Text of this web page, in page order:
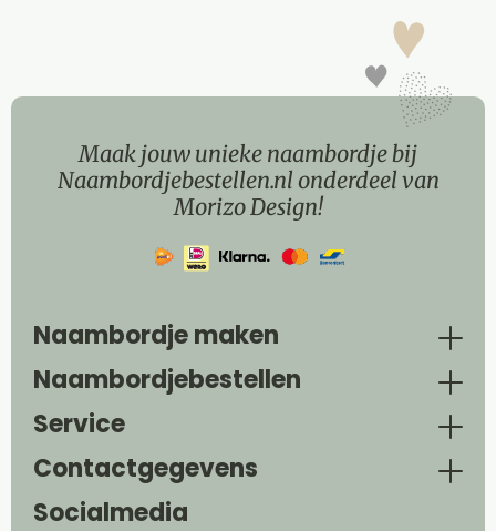
Maak jouw unieke naambordje bij
Naambordjebestellen.nl onderdeel van
Morizo Design!
Naambordje maken
Naambordjebestellen
Service
Contactgegevens
Socialmedia